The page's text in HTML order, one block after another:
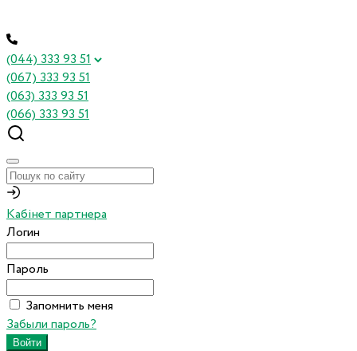
(044) 333 93 51
(067) 333 93 51
(063) 333 93 51
(066) 333 93 51
Кабінет партнера
Логин
Пароль
Запомнить меня
Забыли пароль?